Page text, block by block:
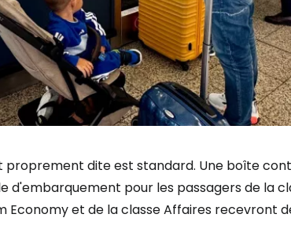
dite est standard. Une boîte
d'embarquement pour les passagers de la
Economy et de la classe Affaires recevront
Continuer avec Google
Continuer avec